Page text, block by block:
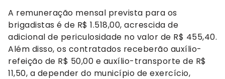
A remuneração mensal prevista para os
brigadistas é de R$ 1.518,00, acrescida de
adicional de periculosidade no valor de R$ 455,40.
Além disso, os contratados receberão auxílio-
refeição de R$ 50,00 e auxílio-transporte de R$
11,50, a depender do município de exercício,